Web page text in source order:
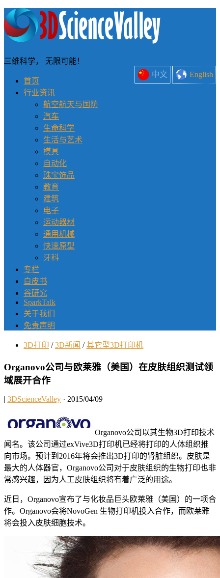
中文 English
三维科学， 无限可能！
首页
行业资讯
航空航天与国防
汽车
生命科学
生活与艺术
模具
自动化
珠宝饰品
教育
建筑
电子
运动器材
通用机械
快速原型
牙科
专栏
白皮书
谷研究
SparkTalk
关于我们
免责声明
3D打印 / 3D新闻 / 其它型3D打印机
Organovo公司与欧莱雅（美国）在皮肤组织测试领
域展开合作
| 3DScienceValley · 2015/04/09
Organovo公司以其生物3D打印技术
闻名。该公司通过exVive3D打印机已经将打印的人体组织推
向市场。预计到2016年将会推出3D打印的肾脏组织。皮肤是
最大的人体器官，Organovo公司对于皮肤组织的生物打印也非
常感兴趣，因为人工皮肤组织将有着广泛的用途。
近日，Organovo宣布了与化妆品巨头欧莱雅（美国）的一项合
作。Organovo会将NovoGen 生物打印机投入合作，而欧莱雅
将会投入皮肤细胞技术。